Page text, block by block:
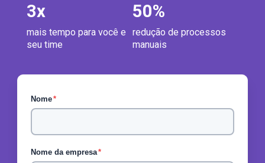
3x
mais tempo para você e
seu time
50%
redução de processos
manuais
Nome*
Nome da empresa*